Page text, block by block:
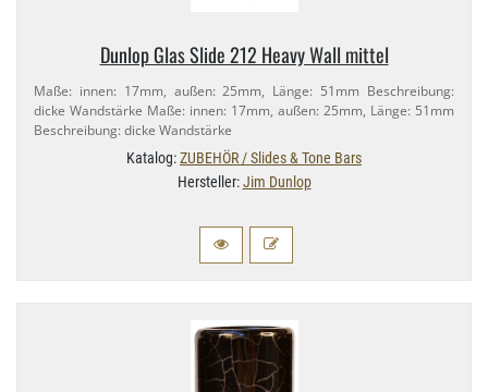
Dunlop Glas Slide 212 Heavy Wall mittel
Maße: innen: 17mm, außen: 25mm, Länge: 51mm Beschreibung:
dicke Wandstärke Maße: innen: 17mm, außen: 25mm, Länge: 51mm
Beschreibung: dicke Wandstärke
Katalog:ZUBEHÖR / Slides & Tone Bars
Hersteller:Jim Dunlop